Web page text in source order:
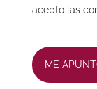
Aviso
acepto las
ME